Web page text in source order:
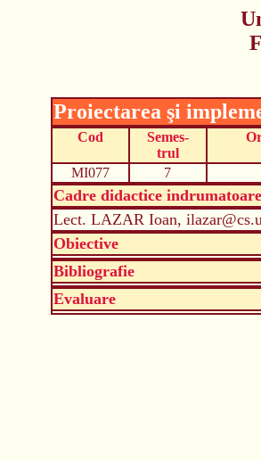
Proiectarea şi
Cod
Semes-
trul
MI077 7
Cadre didactice indrumatoare
Lect. LAZAR Ioan,
Obiective
Bibliografie
Evaluare